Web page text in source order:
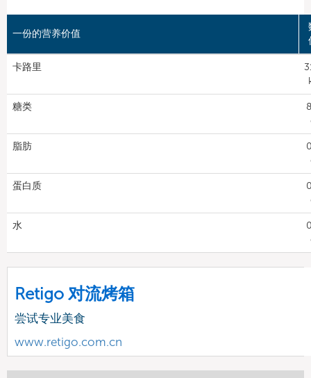
一份的营养价值
卡路里
糖类
脂肪
蛋白质
水
Retigo 对流烤箱
尝试专业美食
www.retigo.com.cn